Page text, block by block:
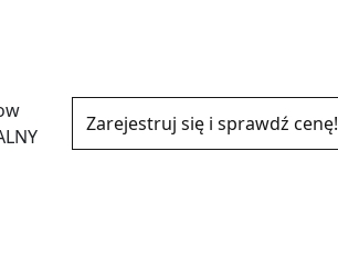
Zarejestruj się i sprawdź cenę!